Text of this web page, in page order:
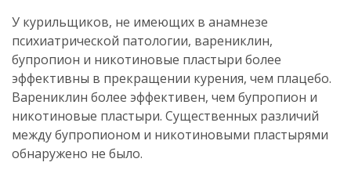
У курильщиков, не имеющих в анамнезе
психиатрической патологии, варениклин,
бупропион и никотиновые пластыри более
эффективны в прекращении курения, чем плацебо.
Варениклин более эффективен, чем бупропион и
никотиновые пластыри. Существенных различий
между бупропионом и никотиновыми пластырями
обнаружено не было.